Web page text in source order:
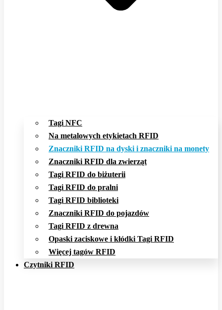
Tagi NFC
Na metalowych etykietach RFID
Znaczniki RFID na dyski i znaczniki na monety
Znaczniki RFID dla zwierząt
Tagi RFID do biżuterii
Tagi RFID do pralni
Tagi RFID biblioteki
Znaczniki RFID do pojazdów
Tagi RFID z drewna
Opaski zaciskowe i kłódki Tagi RFID
Więcej tagów RFID
Czytniki RFID